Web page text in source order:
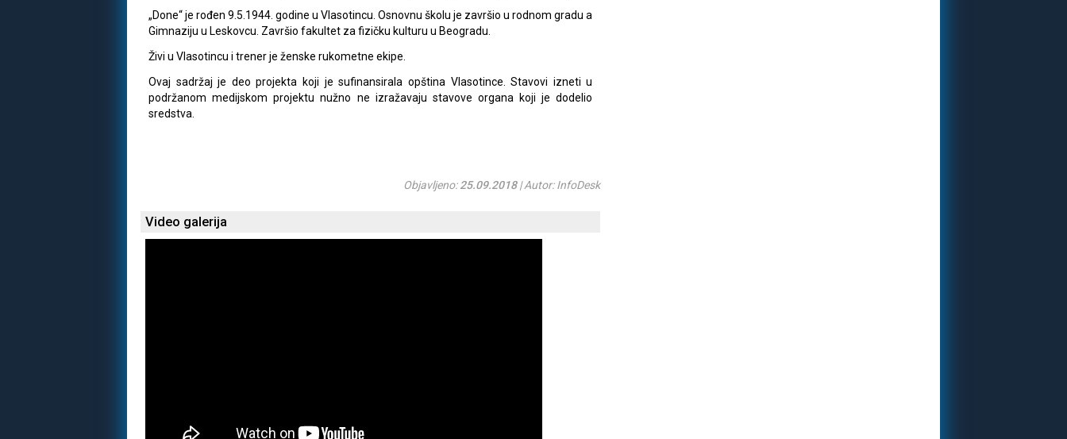
„Done“ je rođen 9.5.1944. godine u Vlasotincu. Osnovnu školu je završio u rodnom gradu a
Gimnaziju u Leskovcu. Završio fakultet za fizičku kulturu u Beogradu.
Živi u Vlasotincu i trener je ženske rukometne ekipe.
Ovaj sadržaj je deo projekta koji je sufinansirala opština Vlasotince. Stavovi izneti u
podržanom medijskom projektu nužno ne izražavaju stavove organa koji je dodelio
sredstva.
Objavljeno:25.09.2018| Autor: InfoDesk
Video galerija